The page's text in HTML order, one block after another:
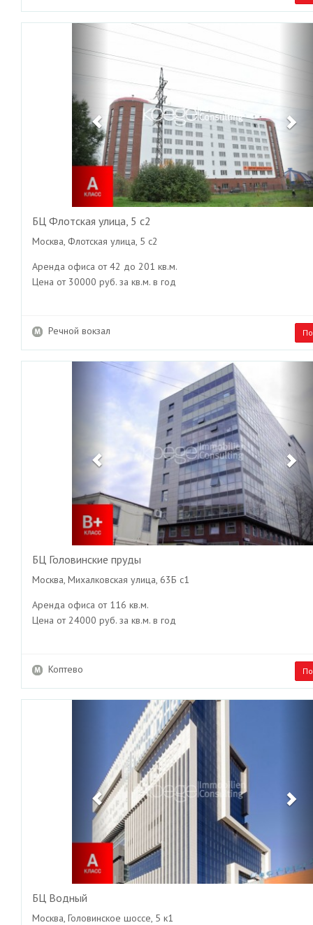
Previous
БЦ Флотская улица, 5 с2
Москва, Флотская улица, 5 с2
Аренда офиса от 42 до 201 кв.м.
Цена от 30000 руб. за кв.м. в год
Речной вокзал
Previous
БЦ Головинские пруды
Москва, Михалковская улица, 63Б с1
Аренда офиса от 116 кв.м.
Цена от 24000 руб. за кв.м. в год
Коптево
БЦ Водный
Москва, Головинское шоссе, 5 к1